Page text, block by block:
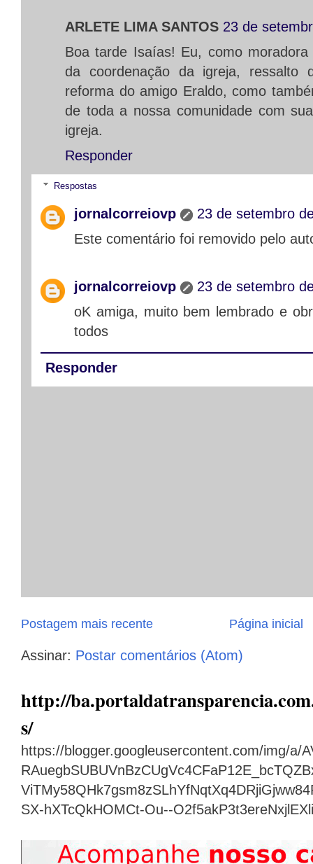
ARLETE LIMA SANTOS 23 de
Boa tarde Isaías! Eu, como
da coordenação da igreja, ressalto
reforma do amigo Eraldo, como
de toda a nossa comunidade com
igreja.
Responder
Respostas
jornalcorreiovp
23 de setembro
Este comentário foi removido pelo
jornalcorreiovp
23 de setembro
oK amiga, muito bem lembrado e
todos
Responder
Postagem mais recente Página inicial
Assinar: Postar comentários (Atom)
http://
s/
https://blogger.googleusercontent.com/img/a/
SX-hXTcQkHOMCt-Ou--